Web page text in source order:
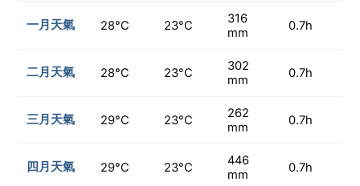
一月天氣 28°C 23°C
316
mm
0.7h
二月天氣 28°C 23°C
302
mm
0.7h
三月天氣 29°C 23°C
262
mm
0.7h
四月天氣 29°C 23°C
446
mm
0.7h